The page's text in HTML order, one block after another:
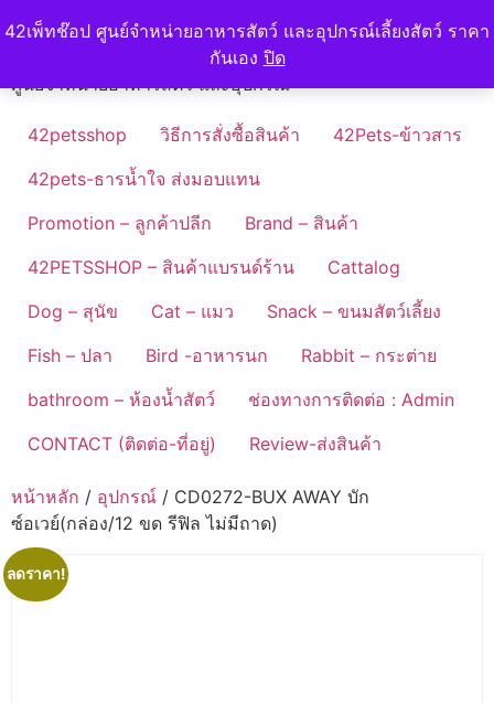
42เพ็ทช๊อป ศูนย์จำหน่ายอาหารสัตว์ และอุปกรณ์เลี้ยงสัตว์ ราคา
กันเอง ปิด
to42petshop
ศูนย์จำหน่ายอาหารสัตว์ และอุปกรณ์
42petsshop วิธีการสั่งซื้อสินค้า
42Pets-ข้าวสาร
42pets-ธารน้ำใจ ส่งมอบแทน
Promotion – ลูกค้าปลีก
Brand – สินค้า
42PETSSHOP – สินค้าแบรนด์ร้าน
Cattalog
Dog – สุนัข
Cat – แมว
Snack – ขนมสัตว์เลี้ยง
Fish – ปลา
Bird -อาหารนก
Rabbit – กระต่าย
bathroom – ห้องน้ำสัตว์
ช่องทางการติดต่อ : Admin
CONTACT (ติดต่อ-ที่อยู่)
Review-ส่งสินค้า
หน้าหลัก / อุปกรณ์ / CD0272-BUX AWAY บัก
ซ์อเวย์(กล่อง/12 ขด รีฟิล ไม่มีถาด)
ลดราคา!